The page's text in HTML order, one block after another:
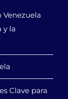
y la
Clave para